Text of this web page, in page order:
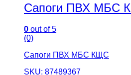
Сапоги ПВХ МБС
0 out of 5
(0)
Сапоги ПВХ МБС КЩС
SKU: 87489367